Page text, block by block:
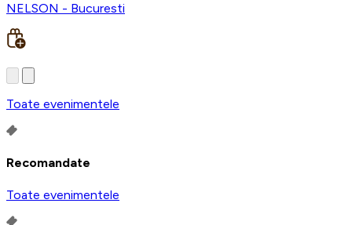
NELSON - Bucuresti
Toate evenimentele
Recomandate
Toate evenimentele